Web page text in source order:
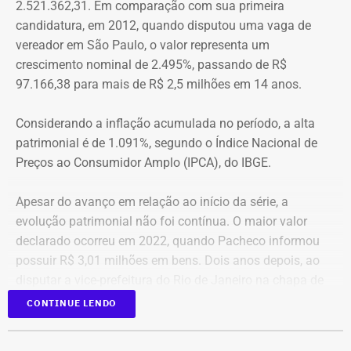
aproximação, a central de monitoramento é acionada e
entra em contato com a vítima e o agressor por telefone.
A atriz Cristiane Machado foi a primeira mulher no estado do Rio a receber
o “botão do pânico” — Foto: Divulgação.
Quatro anos depois, nas eleições de 2022, quando voltou
a disputar uma vaga na Assembleia Legislativa (Alerj) e
novamente ficou como suplente, o patrimônio declarado
saltou para R$ 1.658.540,00. Na ocasião, os bens
mil, uma chácara de R$ 400 mil, dois veículos que
somavam R$ 647,3 mil e participações societárias em
empresas do ramo de alimentação.
Em 2024, quando foi eleito vereador da cidade de Nova
Iguaçu, Elton Cristo declarou R$ 2.317.390,00 em bens,
incluindo um sítio avaliado em R$ 1,12 milhão, além de
um apartamento, outro imóvel rural, participação
societária e um veículo.
Os bens informados pelos candidatos são
2.521.362,31. Em comparação com sua primeira
candidatura, em 2012, quando disputou uma vaga de
vereador em São Paulo, o valor representa um
crescimento nominal de 2.495%, passando de R$
97.166,38 para mais de R$ 2,5 milhões em 14 anos.
Considerando a inflação acumulada no período, a alta
patrimonial é de 1.091%, segundo o Índice Nacional de
Preços ao Consumidor Amplo (IPCA), do IBGE.
Apesar do avanço em relação ao início da série, a
evolução patrimonial não foi contínua. O maior valor
declarado ocorreu em 2022, quando Pacheco informou
possuir R$ 3,01 milhões em bens. Dois anos depois, ao
Rodrigo Amorim (União), o patrimônio caiu para R$ 1,68
milhão.
CONTINUE LENDO